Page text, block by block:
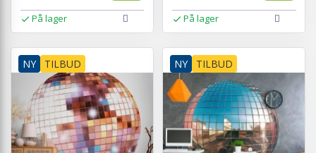
På lager På lager
NY TILBUD NY TILBUD